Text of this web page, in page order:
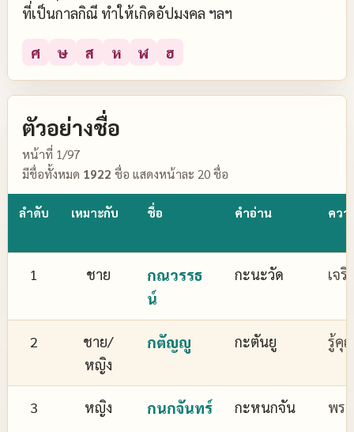
ที่เป็นกาลกิณี ทำให้เกิดอัปมงคล ฯลฯ
ศ ษ ส ห ฬ ฮ
ตัวอย่างชื่อ
หน้าที่ 1/97
มีชื่อทั้งหมด 1922 ชื่อ แสดงหน้าละ 20 ชื่อ
ลำดับ เหมาะกับ ชื่อ คำอ่าน คว
1 ชาย
กณวรรธ
น์
กะนะวัด เจ
2
ชาย/
หญิง
กตัญญู กะตันยู รู้คุ
3 หญิง กนกจันทร์ กะหนกจัน พร